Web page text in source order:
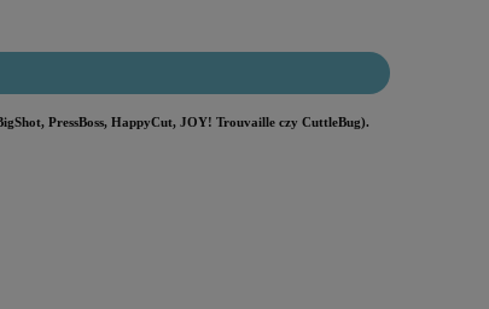
PressBoss, HappyCut, JOY! Trouvaille czy CuttleBug).